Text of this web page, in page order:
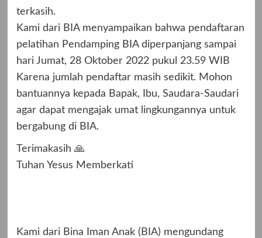
terkasih.
Kami dari BIA menyampaikan bahwa pendaftaran
pelatihan Pendamping BIA diperpanjang sampai
hari Jumat, 28 Oktober 2022 pukul 23.59 WIB
Karena jumlah pendaftar masih sedikit. Mohon
bantuannya kepada Bapak, Ibu, Saudara-Saudari
agar dapat mengajak umat lingkungannya untuk
bergabung di BIA.
Terimakasih 🙏
Tuhan Yesus Memberkati
Kami dari Bina Iman Anak (BIA) mengundang